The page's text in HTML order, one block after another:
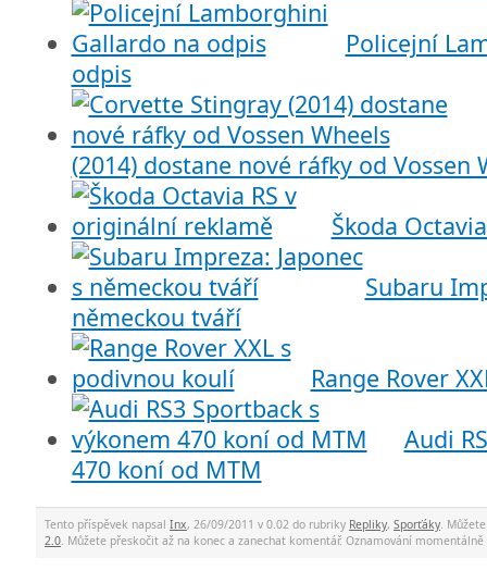
Policejní
odpis
(2014) dostane nové ráfky od Vossen
Škoda
Subaru
německou tváří
Range Rover
Audi
470 koní od MTM
Tento příspěvek napsal Inx, 26/09/2011 v 0.02 do rubriky Repliky, Sporťáky.
2.0. Můžete přeskočit až na konec a zanechat komentář. Oznamování